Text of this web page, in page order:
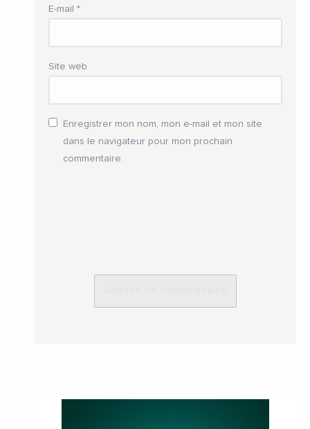
E-mail *
Site web
Enregistrer mon nom, mon e-mail et mon site
dans le navigateur pour mon prochain
commentaire.